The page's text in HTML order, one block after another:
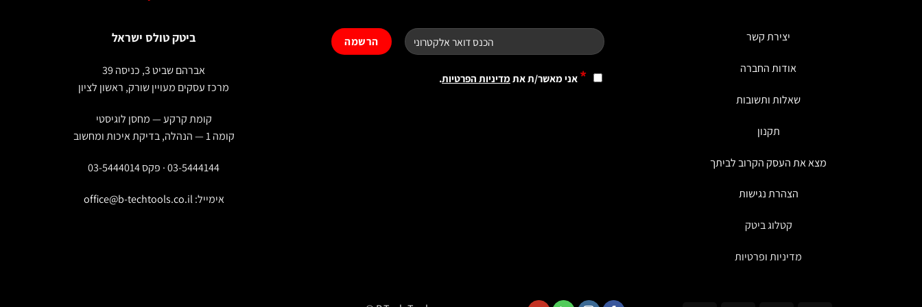
יצירת קשר
אודות החברה
שאלות ותשובות
תקנון
מצא את העסק הקרוב לביתך
הצהרת נגישות
קטלוג ביטק
מדיניות ופרטיות
* אני מאשר/ת את מדיניות הפרטיות.
ביטק טולס ישראל
אברהם שביט 3, כניסה 39
מרכז עסקים מעויין שורק, ראשון לציון
קומת קרקע — מחסן לוגיסטי
קומה 1 — הנהלה, בדיקת איכות ומחשוב
03-5444144 · פקס 03-5444014
אימייל:office@b-techtools.co.il